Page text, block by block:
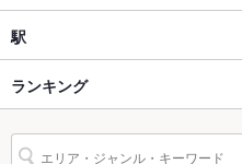
貸切 貸切不可
設備
中華全般
多治見・土岐 × 中華
多治見・土岐 × 中華全般
多治見市
多治見市 × 中華
多治見市 × 中華全般
駅
多治見駅
ランキング
岐阜のグルメランキング